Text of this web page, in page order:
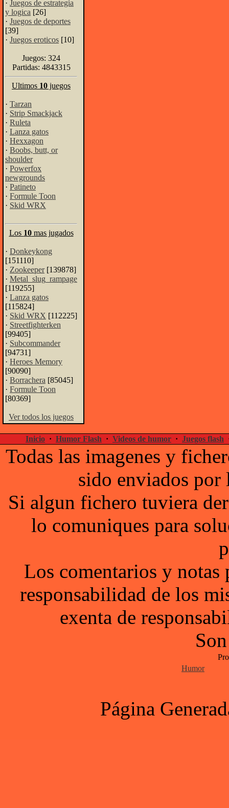
· Juegos de estrategia
y logica [26]
· Juegos de deportes
[39]
· Juegos eroticos [10]
Juegos: 324
Partidas: 4843315
Ultimos 10 juegos
· Tarzan
· Strip Smackjack
· Ruleta
· Lanza gatos
· Hexxagon
· Boobs, butt, or
shoulder
· Powerfox
newgrounds
· Patineto
· Formule Toon
· Skid WRX
Los 10mas jugados
· Donkeykong
[151110]
· Zookeeper[139878]
· Metal_slug_rampage
[119255]
· Lanza gatos
[115824]
· Skid WRX [112225]
· Streetfighterken
[99405]
· Subcommander
[94731]
· Heroes Memory
[90090]
· Borrachera [85045]
· Formule Toon
[80369]
Ver todos los juegos
Inicio · Humor Flash · Videos de humor · Juegos flash
Todas las imagenes y
sido enviados por
Si algun fichero tuviera
lo comuniques para
Los comentarios y notas
responsabilidad de los
exenta de
Humor
Página